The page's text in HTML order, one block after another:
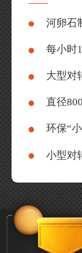
环保“
小型对